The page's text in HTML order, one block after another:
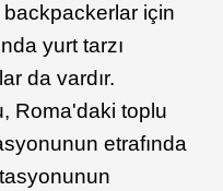
için
yurt tarzı
da vardır.
Roma'daki toplu
etrafında